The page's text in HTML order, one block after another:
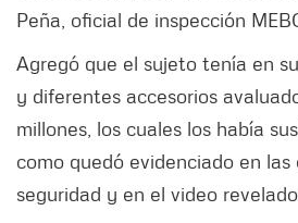
Peña, oficial de inspección
Agregó que el sujeto tenía en
y diferentes accesorios
millones, los cuales los había
como quedó evidenciado en las
seguridad y en el video